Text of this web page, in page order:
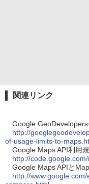
関連リンク
Google GeoDevelopers
http://
of-usage-limits-to-
Google Maps API利用規
http://
Google Maps APIと
http://